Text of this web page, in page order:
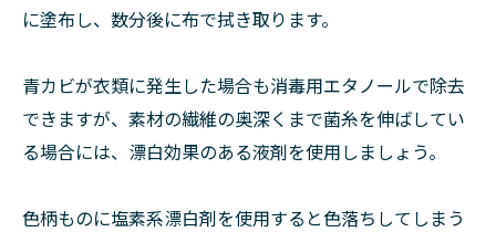
に塗布し、数分後に布で拭き取ります。
青カビが衣類に発生した場合も消毒用エタノールで除去
できますが、素材の繊維の奥深くまで菌糸を伸ばしてい
る場合には、漂白効果のある液剤を使用しましょう。
色柄ものに塩素系漂白剤を使用すると色落ちしてしまう